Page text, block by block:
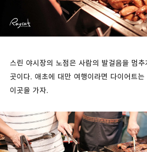
스린 야시장의 노점은 사람의 발걸음을 멈
곳이다. 애초에 대만 여행이라면 다이어트
이곳을 가자.